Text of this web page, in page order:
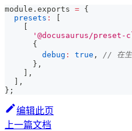
module . exports = {
presets :
'@docusaurus/
{
debug : true ,
// 在生
} ,
,
,
} ;
编辑此页
上一篇文档